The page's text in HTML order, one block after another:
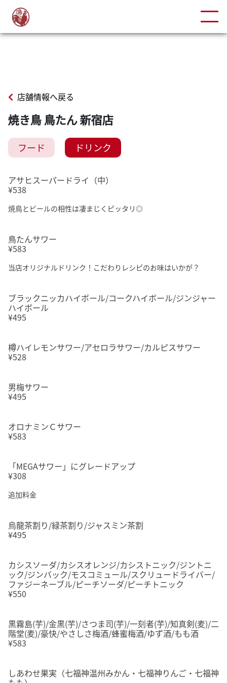
店舗情報へ戻る
焼き鳥 鳥たん 新宿店
フード ドリンク
アサヒスーパードライ（中）
¥538
焼鳥とビールの相性は凄まじくピッタリ◎
鳥たんサワー
¥583
当店オリジナルドリンク！こだわりレシピのお味はいかが？
ブラックニッカハイボール/コークハイボール/ジンジャー
ハイボール
¥495
樽ハイレモンサワー/アセロラサワー/カルピスサワー
¥528
男梅サワー
¥495
オロナミンＣサワー
¥583
「MEGAサワー」にグレードアップ
¥308
追加料金
烏龍茶割り/緑茶割り/ジャスミン茶割
¥495
カシスソーダ/カシスオレンジ/カシストニック/ジントニ
ック/ジンバック/モスコミュール/スクリュードライバー/
ファジーネーブル/ピーチソーダ/ピーチトニック
¥550
黒霧島(芋)/金黒(芋)/さつま司(芋)/一刻者(芋)/知真剣(麦)/二
階堂(麦)/豪快/やさしさ梅酒/蜂蜜梅酒/ゆず酒/もも酒
¥583
しあわせ果実（七福神温州みかん・七福神りんご・七福神